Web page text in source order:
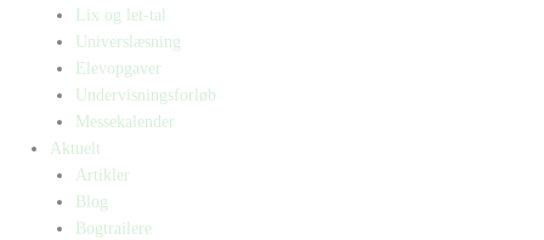
Lix og let-tal
Universlæsning
Elevopgaver
Undervisningsforløb
Messekalender
Aktuelt
Artikler
Blog
Bogtrailere